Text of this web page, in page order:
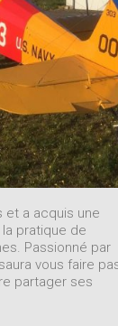
et a acquis une
pratique de
Passionné par
vous faire
partager ses